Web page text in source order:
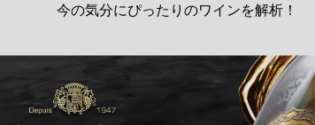
今の気分にぴったりのワインを解析！